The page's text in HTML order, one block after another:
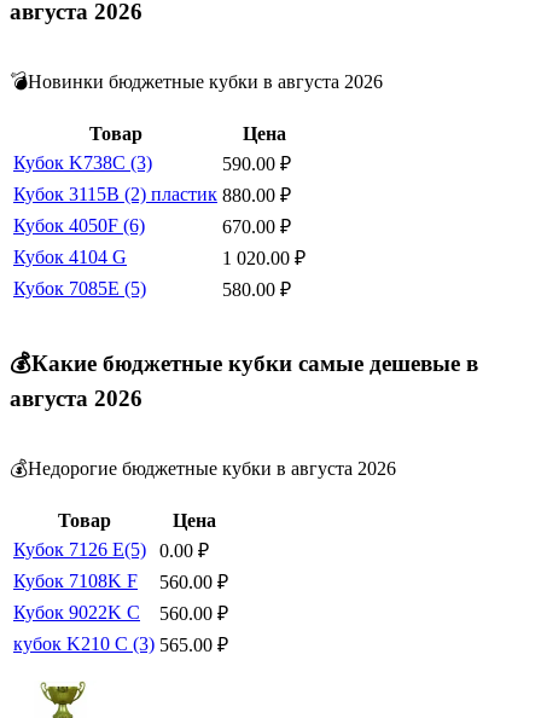
августа 2026
💣Новинки бюджетные кубки в августа 2026
Товар
Цена
Кубок K738C (3)
590.00 ₽
Кубок 3115B (2) пластик 880.00 ₽
Кубок 4050F (6)
670.00 ₽
Кубок 4104 G
1 020.00 ₽
Кубок 7085E (5)
580.00 ₽
💰Какие бюджетные кубки самые дешевые в
августа 2026
💰Недорогие бюджетные кубки в августа 2026
Товар
Цена
Кубок 7126 E(5)
0.00 ₽
Кубок 7108K F
560.00 ₽
Кубок 9022K C
560.00 ₽
кубок K210 C (3) 565.00 ₽